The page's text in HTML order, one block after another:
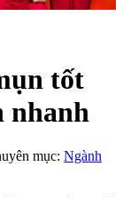
tốt
nhanh
mục: Ngành